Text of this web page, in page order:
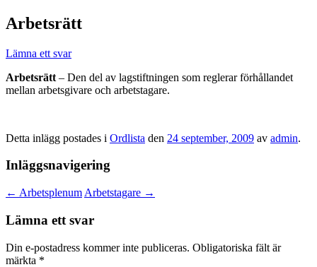
Arbetsrätt
Lämna ett svar
Arbetsrätt – Den del av lagstiftningen som reglerar förhållandet
mellan arbetsgivare och arbetstagare.
Detta inlägg postades i Ordlista den 24 september, 2009 av admin.
Inläggsnavigering
← Arbetsplenum Arbetstagare →
Lämna ett svar
Din e-postadress kommer inte publiceras. Obligatoriska fält är
märkta *